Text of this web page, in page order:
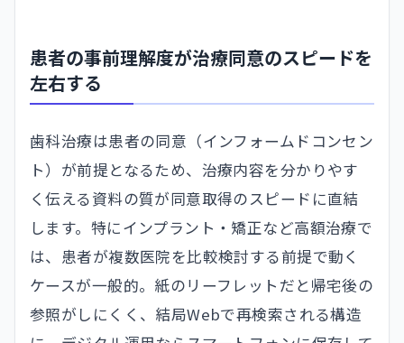
患者の事前理解度が治療同意のスピードを
左右する
歯科治療は患者の同意（インフォームドコンセン
ト）が前提となるため、治療内容を分かりやす
く伝える資料の質が同意取得のスピードに直結
します。特にインプラント・矯正など高額治療で
は、患者が複数医院を比較検討する前提で動く
ケースが一般的。紙のリーフレットだと帰宅後の
参照がしにくく、結局Webで再検索される構造